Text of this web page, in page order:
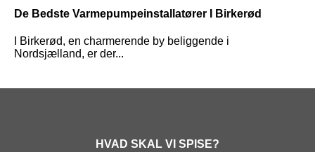
De Bedste Varmepumpeinstallatører I Birkerød
I Birkerød, en charmerende by beliggende i
Nordsjælland, er der...
HVAD SKAL VI SPISE?